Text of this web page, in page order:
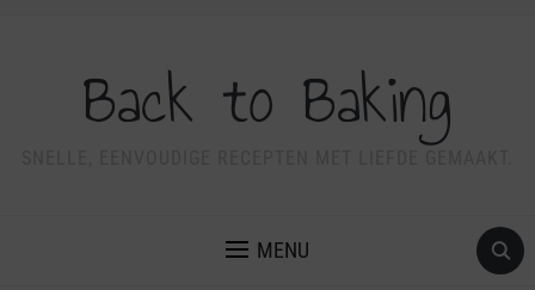
Back to Baking
MENU